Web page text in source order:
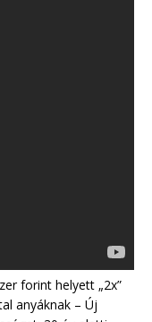
forint helyett „2x”
anyáknak – Új